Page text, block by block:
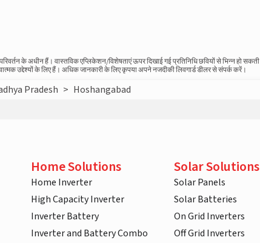
परिवर्तन के अधीन हैं। वास्तविक एप्लिकेशन/विशेषताएं ऊपर दिखाई गई प्रतिनिधि छवियों से भिन्न
उद्देश्यों के लिए हैं। अधिक जानकारी के लिए कृपया अपने नजदीकी लिवगार्ड डीलर से संपर्क करें।
Pradesh > Hoshangabad
Home Solutions
Home Inverter
High Capacity Inverter
Inverter Battery
Inverter and Battery Combo
Solar Solutions
Solar Panels
Solar Batteries
On Grid Inverters
Off Grid Inverters